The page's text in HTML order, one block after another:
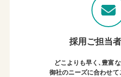
採用ご担当
どこよりも早く、豊富
御社のニーズに合わせて